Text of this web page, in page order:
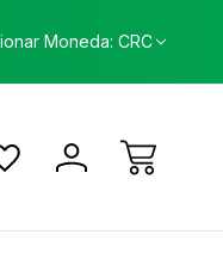
Moneda: CRC